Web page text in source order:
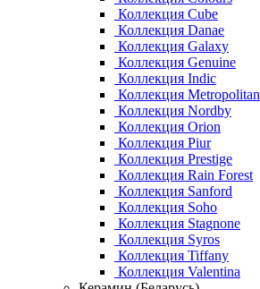
Коллекция Cube
Коллекция Danae
Коллекция Galaxy
Коллекция Genuine
Коллекция Indic
Коллекция Metropolitan
Коллекция Nordby
Коллекция Orion
Коллекция Piur
Коллекция Prestige
Коллекция Rain Forest
Коллекция Sanford
Коллекция Soho
Коллекция Stagnone
Коллекция Syros
Коллекция Tiffany
Коллекция Valentina